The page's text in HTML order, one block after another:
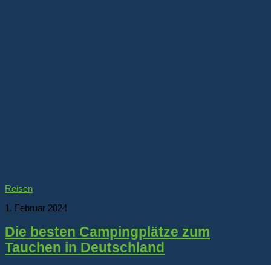
Reisen
1. Februar 2024
Die besten Campingplätze zum
Tauchen in Deutschland